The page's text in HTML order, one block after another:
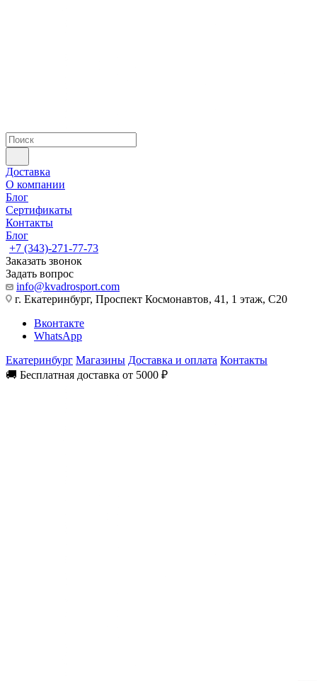
Доставка
О компании
Блог
Сертификаты
Контакты
Блог
+7 (343)-271-77-73
Заказать звонок
Задать вопрос
info@kvadrosport.com
г. Екатеринбург, Проспект Космонавтов, 41, 1 этаж, С20
Вконтакте
WhatsApp
Екатеринбург Магазины Доставка и оплата Контакты
🚚 Бесплатная доставка от 5000 ₽